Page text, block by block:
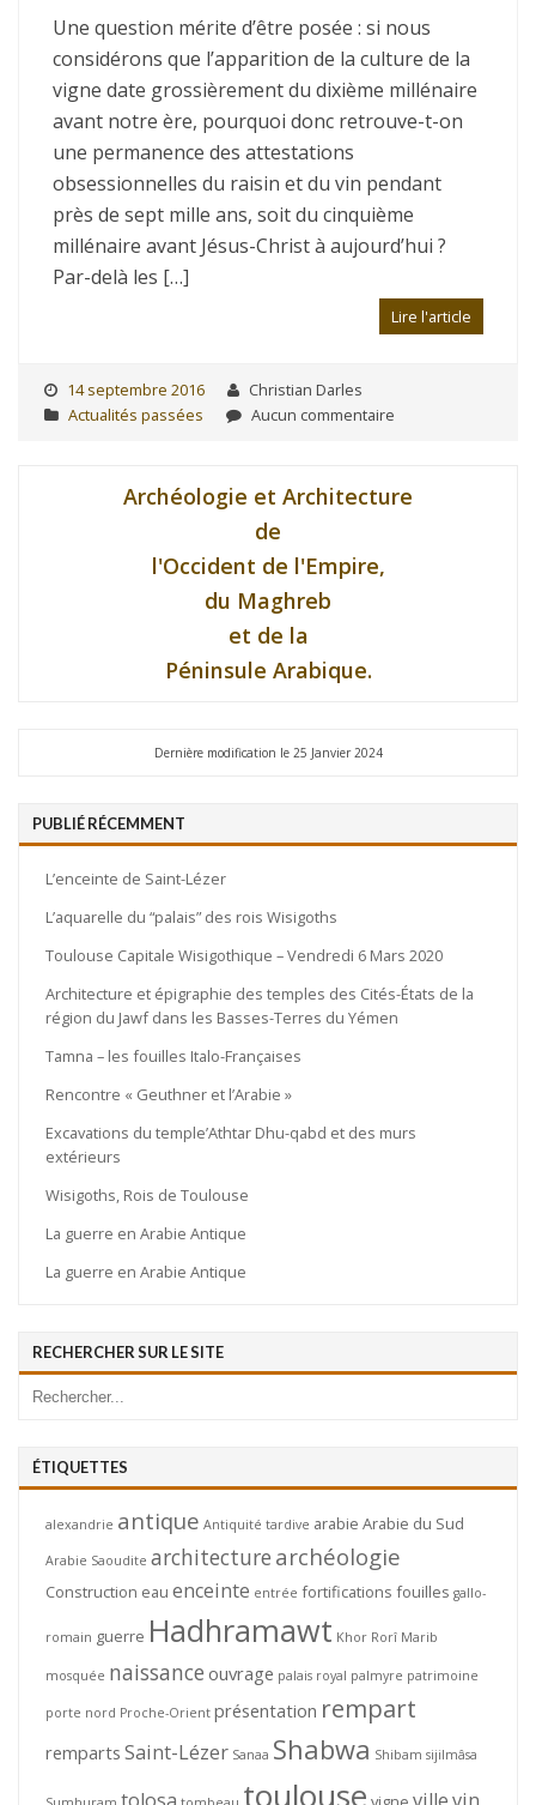
Une question mérite d’être posée : si nous
considérons que l’apparition de la culture de la
vigne date grossièrement du dixième millénaire
avant notre ère, pourquoi donc retrouve-t-on
une permanence des attestations
obsessionnelles du raisin et du vin pendant
près de sept mille ans, soit du cinquième
millénaire avant Jésus-Christ à aujourd’hui ?
Par-delà les […]
Lire l'article
14 septembre 2016
Christian Darles
Actualités passées
Aucun commentaire
Archéologie et Architecture
de
l'Occident de l'Empire,
du Maghreb
et de la
Péninsule Arabique.
Dernière modification le 25 Janvier 2024
PUBLIÉ RÉCEMMENT
L’enceinte de Saint-Lézer
L’aquarelle du “palais” des rois Wisigoths
Toulouse Capitale Wisigothique – Vendredi 6 Mars 2020
Architecture et épigraphie des temples des Cités-États de la
région du Jawf dans les Basses-Terres du Yémen
Tamna – les fouilles Italo-Françaises
Rencontre « Geuthner et l’Arabie »
Excavations du temple’Athtar Dhu-qabd et des murs
extérieurs
Wisigoths, Rois de Toulouse
La guerre en Arabie Antique
La guerre en Arabie Antique
RECHERCHER SUR LE SITE
ÉTIQUETTES
alexandrie antique Antiquité tardive arabie Arabie du Sud
Arabie Saoudite architecture archéologie
Construction eau enceinte entrée fortifications fouilles gallo-
romain guerre Hadhramawt Khor Rorî Marib
mosquée naissance ouvrage palais royal palmyre patrimoine
porte nord Proche-Orient présentation rempart
remparts Saint-Lézer Sanaa Shabwa Shibam sijilmâsa
toulouse